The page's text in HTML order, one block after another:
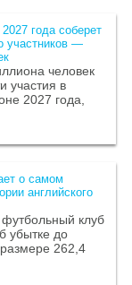
года соберет
участников —
человек
участия в
2027 года,
о самом
английского
клуб
убытке до
262,4